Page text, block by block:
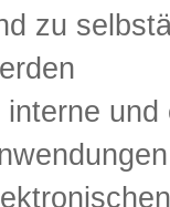
zu
interne